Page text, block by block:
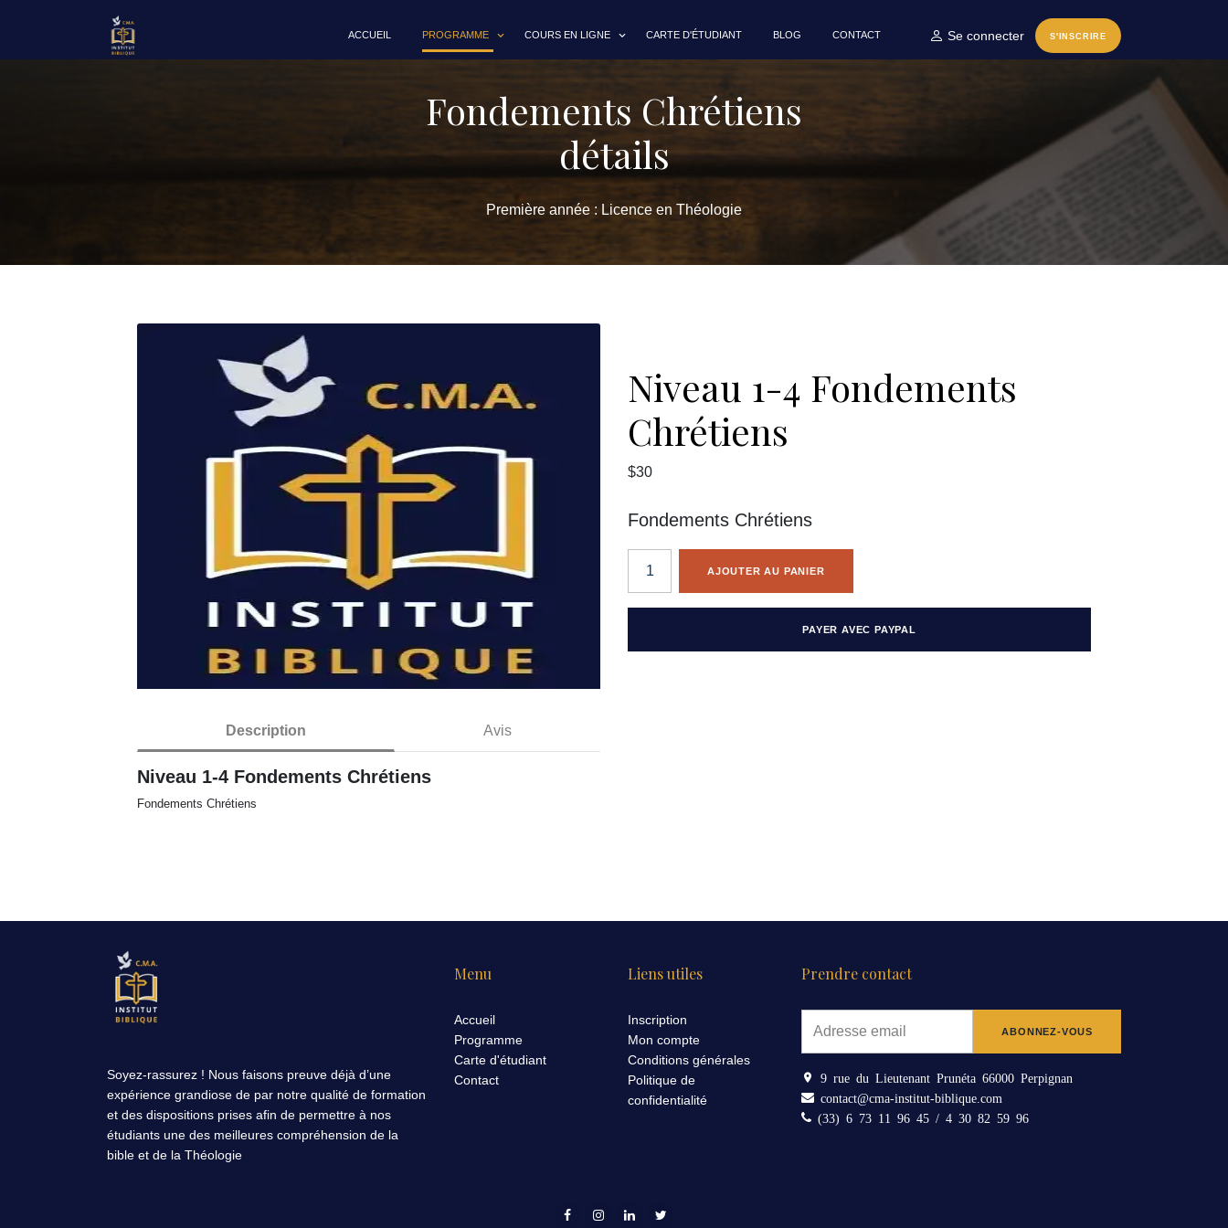
ACCUEIL PROGRAMME COURS EN LIGNE CARTE D'ÉTUDIANT BLOG CONTACT Se connecter S'INSCRIRE
Fondements Chrétiens
détails
Première année : Licence en Théologie
Niveau 1-4 Fondements
Chrétiens
$30
Fondements Chrétiens
AJOUTER AU PANIER
PAYER AVEC PAYPAL
Description Avis
Niveau 1-4 Fondements Chrétiens
Fondements Chrétiens
Soyez-rassurez ! Nous faisons preuve déjà d’une
expérience grandiose de par notre qualité de formation
et des dispositions prises afin de permettre à nos
étudiants une des meilleures compréhension de la
bible et de la Théologie
Menu
Accueil
Programme
Carte d'étudiant
Contact
Liens utiles
Inscription
Mon compte
Conditions générales
Politique de
confidentialité
Prendre contact
9 rue du Lieutenant Prunéta 66000 Perpignan
contact@cma-institut-biblique.com
(33) 6 73 11 96 45 / 4 30 82 59 96